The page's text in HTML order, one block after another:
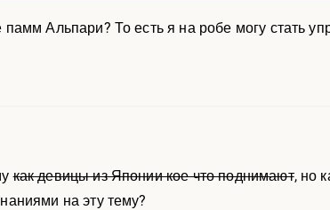
Альпари? То есть я на робе могу стать
как девицы из Японии кое что поднимают, но
на эту тему?